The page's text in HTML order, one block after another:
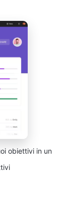
obiettivi in un